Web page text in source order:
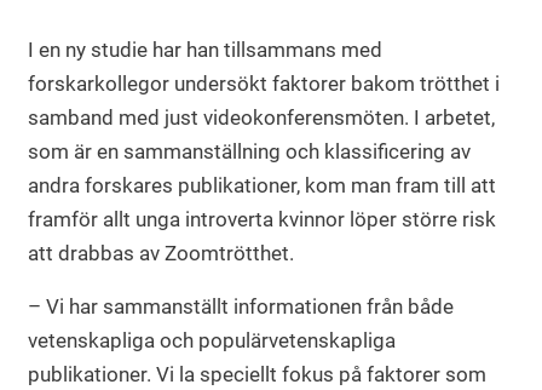
I en ny studie har han tillsammans med
forskarkollegor undersökt faktorer bakom trötthet i
samband med just videokonferensmöten. I arbetet,
som är en sammanställning och klassificering av
andra forskares publikationer, kom man fram till att
framför allt unga introverta kvinnor löper större risk
att drabbas av Zoomtrötthet.
– Vi har sammanställt informationen från både
vetenskapliga och populärvetenskapliga
publikationer. Vi la speciellt fokus på faktorer som